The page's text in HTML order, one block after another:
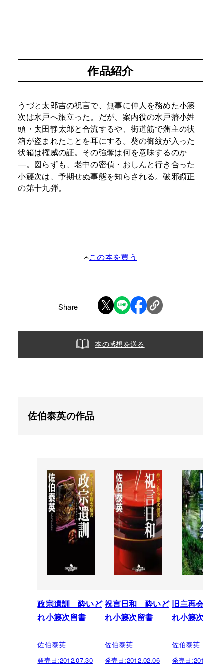
作品紹介
うづと太郎吉の祝言で、無事に仲人を務めた小籐
次は水戸へ旅立った。だが、案内役の水戸藩小姓
頭・太田静太郎と合流するや、街道筋で藩主の状
箱が盗まれたことを耳にする。葵の御紋が入った
状箱は権威の証。その強奪は何を意味するのか
―。図らずも、老中の密偵・おしんと行き合った
小籐次は、予期せぬ事態を知らされる。破邪顕正
の第十九弾。
この本を買う
Share
本の感想を送る
佐伯泰英の作品
政宗遺訓 酔いど
れ小籐次留書
佐伯泰英
発売日:2012.07.30
祝言日和 酔いど
れ小籐次留書
佐伯泰英
発売日:2012.02.06
旧主再会
れ小籐次留書
佐伯泰英
発売日: